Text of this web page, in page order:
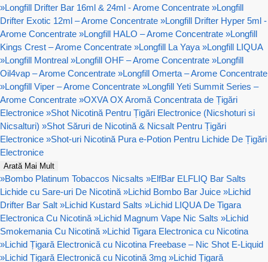
»Longfill Drifter Bar 16ml & 24ml - Arome Concentrate »Longfill
Drifter Exotic 12ml – Arome Concentrate »Longfill Drifter Hyper 5ml -
Arome Concentrate »Longfill HALO – Arome Concentrate »Longfill
Kings Crest – Arome Concentrate »Longfill La Yaya »Longfill LIQUA
»Longfill Montreal »Longfill OHF – Arome Concentrate »Longfill
Oil4vap – Arome Concentrate »Longfill Omerta – Arome Concentrate
»Longfill Viper – Arome Concentrate »Longfill Yeti Summit Series –
Arome Concentrate »OXVA OX Aromă Concentrata de Țigări
Electronice »Shot Nicotină Pentru Țigări Electronice (Nicshoturi si
Nicsalturi) »Shot Săruri de Nicotină & Nicsalt Pentru Țigări
Electronice »Shot-uri Nicotină Pura e-Potion Pentru Lichide De Țigări
Electronice
Arată Mai Mult
»Bombo Platinum Tobaccos Nicsalts »ElfBar ELFLIQ Bar Salts
Lichide cu Sare-uri De Nicotină »Lichid Bombo Bar Juice »Lichid
Drifter Bar Salt »Lichid Kustard Salts »Lichid LIQUA De Tigara
Electronica Cu Nicotină »Lichid Magnum Vape Nic Salts »Lichid
Smokemania Cu Nicotină »Lichid Tigara Electronica cu Nicotina
»Lichid Țigară Electronică cu Nicotina Freebase – Nic Shot E-Liquid
»Lichid Țigară Electronică cu Nicotină 3mg »Lichid Țigară